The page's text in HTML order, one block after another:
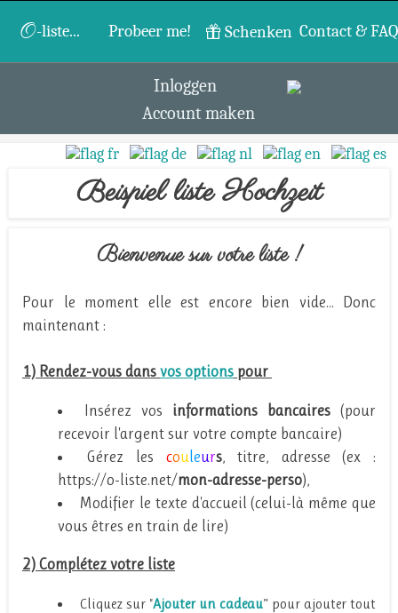
O-liste... Probeer me! Schenken Contact & FAQ
Inloggen
Account maken
Beispiel liste Hochzeit
Bienvenue sur votre liste !
Pour le moment elle est encore bien vide... Donc
maintenant :
1) Rendez-vous dans vos options pour
Insérez vos informations bancaires (pour
recevoir l'argent sur votre compte bancaire)
Gérez les cou leurs, titre, adresse (ex :
https://o-liste.net/mon-adresse-perso),
Modifier le texte d'accueil (celui-là même que
vous êtres en train de lire)
2) Complétez votre liste
Cliquez sur "Ajouter un cadeau" pour ajouter tout